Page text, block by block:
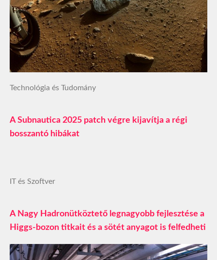
Technológia és Tudomány
A Subnautica 2025 patch végre kijavítja a régi
bosszantó hibákat
IT és Szoftver
A Nagy Hadronütköztető legnagyobb fejlesztése a
Higgs-bozon titkait és a sötét anyagot is felfedheti